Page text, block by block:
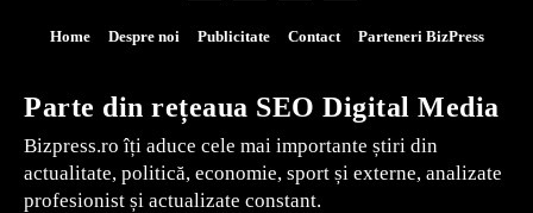
Home Despre noi Publicitate Contact Parteneri BizPress
Parte din rețeaua SEO Digital Media
Bizpress.ro îți aduce cele mai importante știri din
actualitate, politică, economie, sport și externe, analizate
profesionist și actualizate constant.